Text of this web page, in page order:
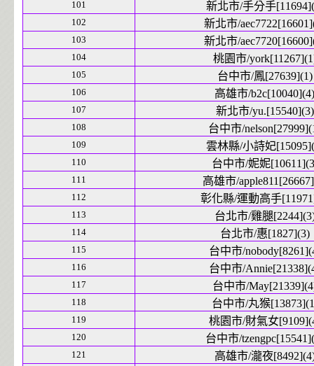
101 新北市/手分手
102 新北市/
103 新北市/
104 桃園市/
105 台中市/鳳[27639](1)
106 高雄市/b2c[10040](4)
107 新北市/yu.[15540](3)
108 台中市/
109 雲林縣/小詩妃
110 台中市/妮妮
111 高雄市/
112 彰化縣/運動高手
113 台北市/雞腿
114 台北市/惠[1827](3)
115 台中市/
116 台中市/
117 台中市/
118 台中市/丸猴
119 桃園市/財氣女
120 台中市/
121 高雄市/瀧夜